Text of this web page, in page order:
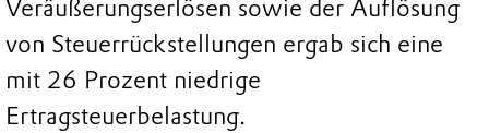
Veräußerungserlösen sowie der Auflösung
von Steuerrückstellungen ergab sich eine
mit 26 Prozent niedrige
Ertragsteuerbelastung.